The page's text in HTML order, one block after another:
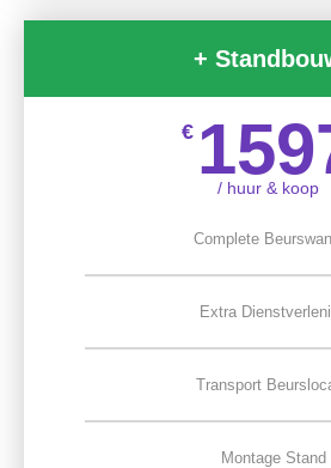
+
€
/ huur & koop
Complete
Extra
Transport
Montage Stand